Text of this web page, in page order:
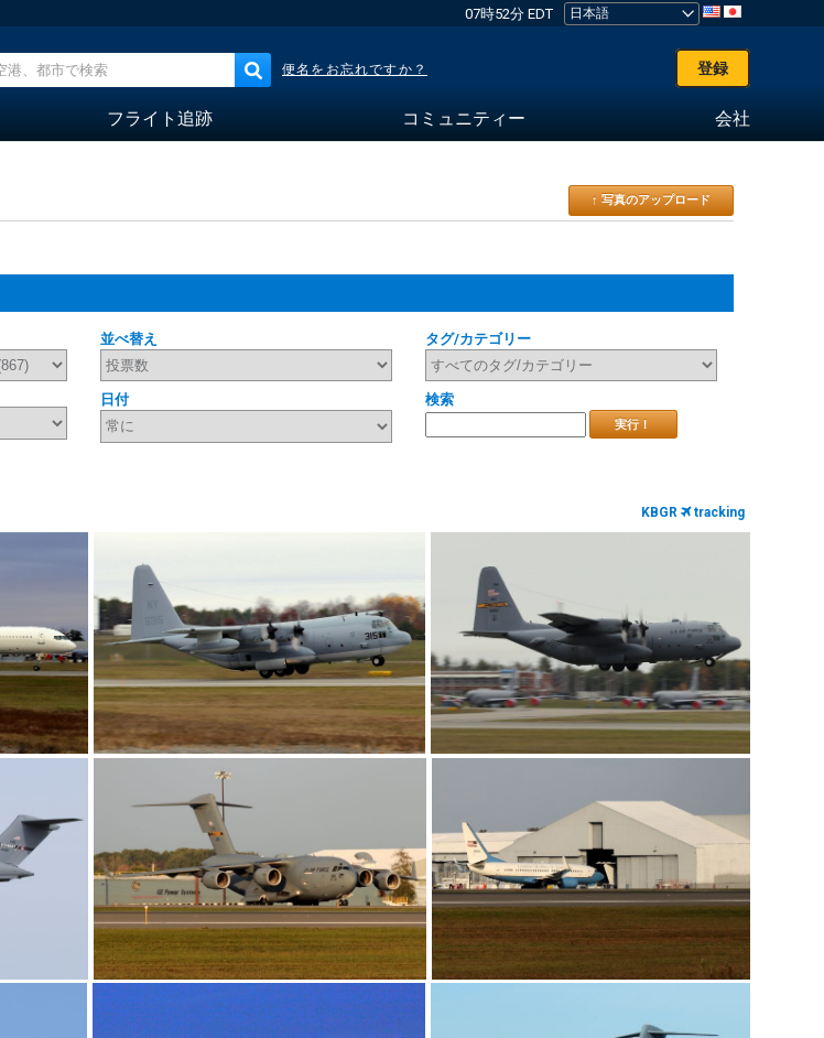
07時52分 EDT
便名をお忘れですか？ 登録
フライト追跡 コミュニティー 会社
↑ 写真のアップロード
並べ替え タグ/カテゴリー
日付 検索
実行！
KBGR tracking